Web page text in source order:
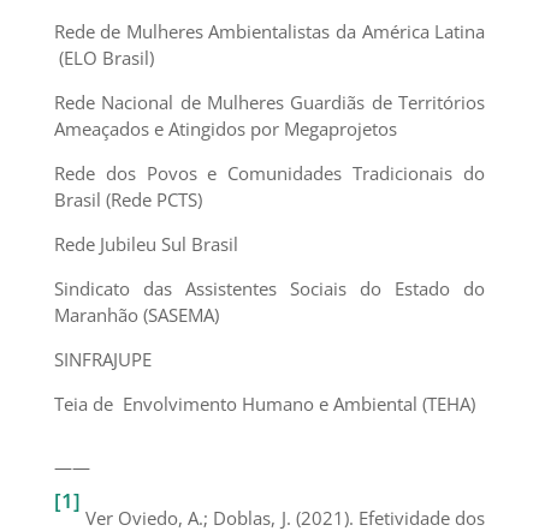
Rede de Mulheres Ambientalistas da América Latina
(ELO Brasil)
Rede Nacional de Mulheres Guardiãs de Territórios
Ameaçados e Atingidos por Megaprojetos
Rede dos Povos e Comunidades Tradicionais do
Brasil (Rede PCTS)
Rede Jubileu Sul Brasil
Sindicato das Assistentes Sociais do Estado do
Maranhão (SASEMA)
SINFRAJUPE
Teia de Envolvimento Humano e Ambiental (TEHA)
——
[1]
Ver Oviedo, A.; Doblas, J. (2021). Efetividade dos